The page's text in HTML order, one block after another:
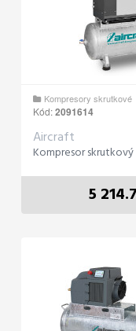
Kompresory skrutkové
Kód:2091614
Aircraft
5